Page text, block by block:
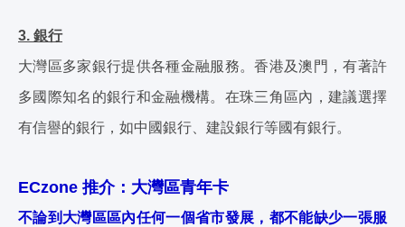
3. 銀行
大灣區多家銀行提供各種金融服務。香港及澳門，有著許
多國際知名的銀行和金融機構。在珠三角區內，建議選擇
有信譽的銀行，如中國銀行、建設銀行等國有銀行。
ECzone 推介：大灣區青年卡
不論到大灣區區內任何一個省市發展，都不能缺少一張服